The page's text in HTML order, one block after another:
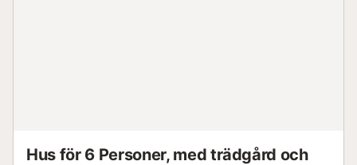
Hus för 6 Personer, med trädgård och